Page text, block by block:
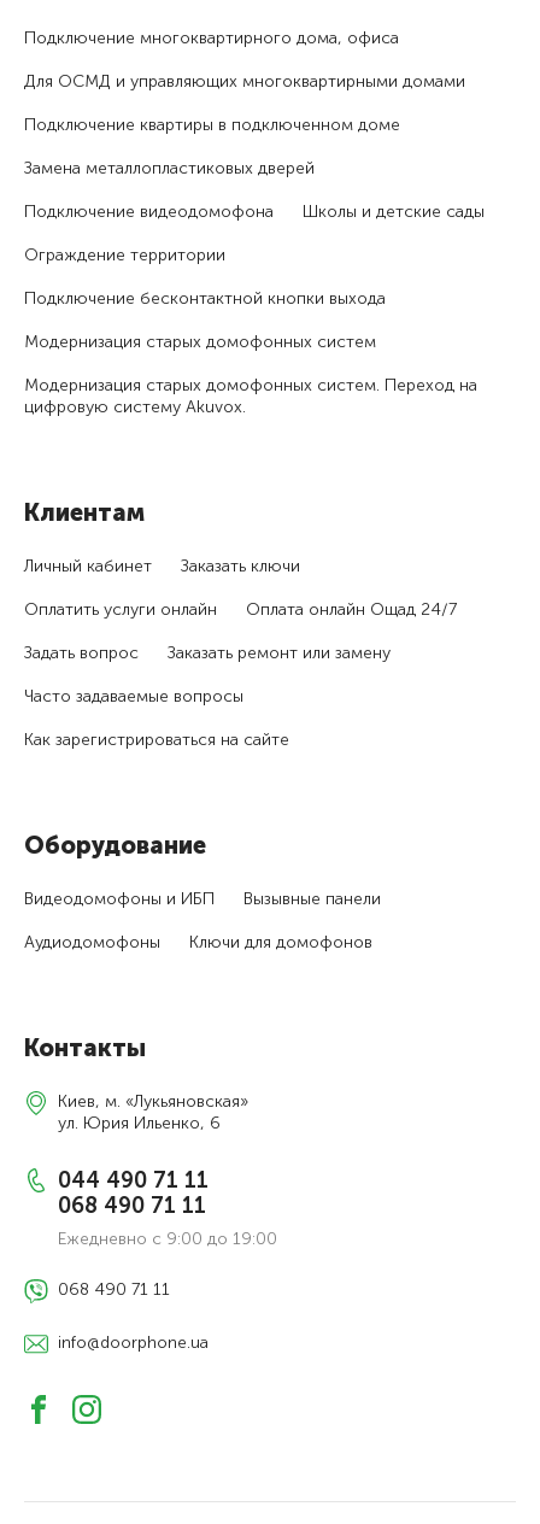
Подключение много­квартирного дома, офиса
Для ОСМД и управляющих много­квартирными домами
Подключение квартиры в подключенном доме
Замена металлопластиковых дверей
Подключение видеодомофона Школы и детские сады
Ограждение территории
Подключение бесконтактной кнопки выхода
Модернизация старых домофонных систем
Модернизация старых домофонных систем. Переход на
цифровую систему Akuvox.
Клиентам
Личный кабинет Заказать ключи
Оплатить услуги онлайн Оплата онлайн Ощад 24/7
Задать вопрос Заказать ремонт или замену
Часто задаваемые вопросы
Как зарегистри­роваться на сайте
Оборудование
Видеодомофоны и ИБП Вызывные панели
Аудиодомофоны Ключи для домофонов
Контакты
Киев, м. «Лукьяновская»
ул. Юрия Ильенко, 6
044 490 71 11
068 490 71 11
Ежедневно с 9:00 до 19:00
068 490 71 11
info@doorphone.ua